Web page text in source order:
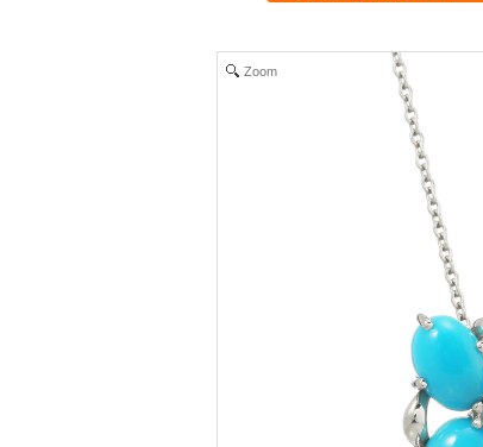
Zoom